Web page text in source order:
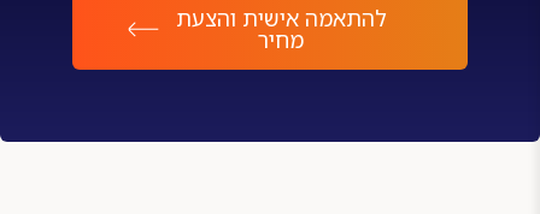
להתאמה אישית והצעת
מחיר